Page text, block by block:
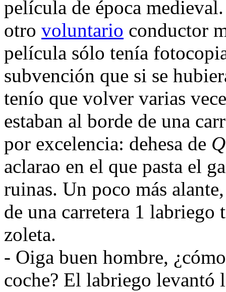
película de época
otro voluntario conductor
película sólo tenía
subvención que si se
tenío que volver varias
estaban al borde de una
por excelencia: dehesa de
aclarao en el que pasta el
ruinas. Un poco más
de una carretera 1 labriego
zoleta.
- Oiga buen hombre,
coche? El labriego levantó